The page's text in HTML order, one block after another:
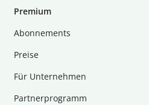
Premium
Abon­ne­ments
Preise
Für Unternehmen
Partnerprogramm